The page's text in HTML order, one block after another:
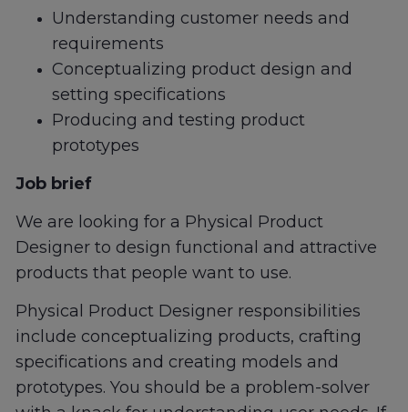
Understanding customer needs and
requirements
Conceptualizing product design and
setting specifications
Producing and testing product
prototypes
Job brief
We are looking for a Physical Product
Designer to design functional and attractive
products that people want to use.
Physical Product Designer responsibilities
include conceptualizing products, crafting
specifications and creating models and
prototypes. You should be a problem-solver